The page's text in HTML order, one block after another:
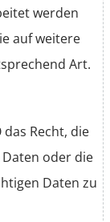
werden
auf weitere
Art.
Recht, die
oder die
Daten zu